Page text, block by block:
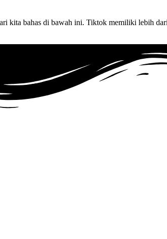
kita bahas di bawah ini. Tiktok memiliki lebih